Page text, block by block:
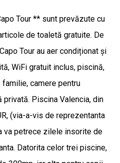
Tour ** sunt prevăzute cu
de toaletă gratuite. De
Tour au aer condiționat și
WiFi gratuit inclus, piscină,
familie, camere pentru
privată. Piscina Valencia, din
(via-a-vis de reprezentanta
va petrece zilele insorite de
Datorita celor trei piscine,